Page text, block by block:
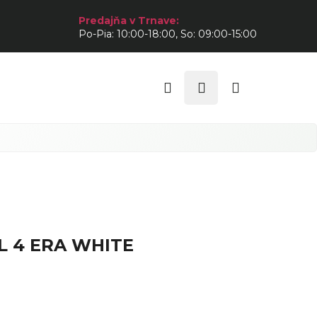
Predajňa v Trnave:
Po-Pia: 10:00-18:00, So: 09:00-15:00
Hľadať Prihlásenie
4 ERA WHITE